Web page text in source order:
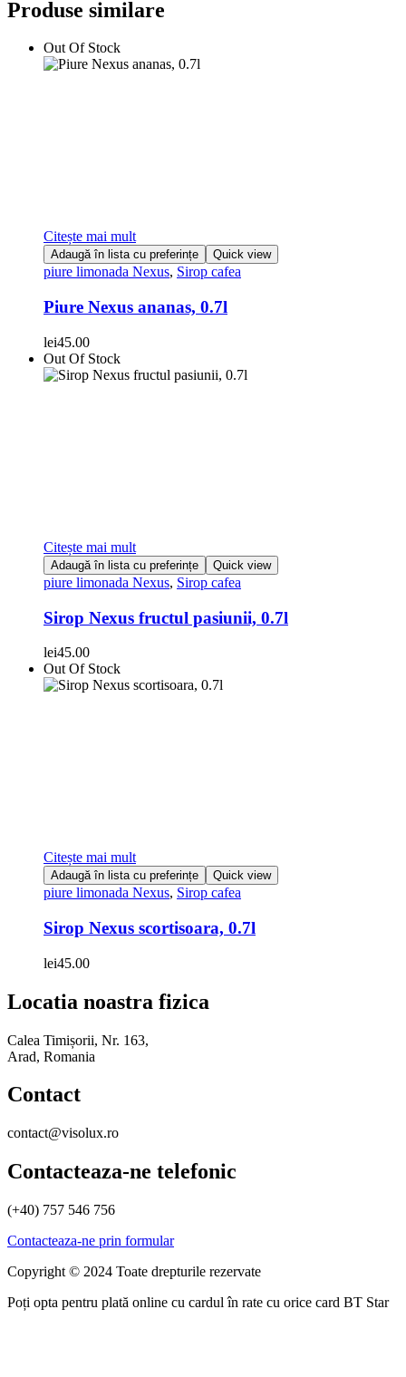
Produse similare
Out Of Stock
Citește mai mult
Adaugă în lista cu preferințe Quick view
piure limonada Nexus, Sirop cafea
Piure Nexus ananas, 0.7l
lei45.00
Out Of Stock
Citește mai mult
Adaugă în lista cu preferințe Quick view
piure limonada Nexus, Sirop cafea
Sirop Nexus fructul pasiunii, 0.7l
lei45.00
Out Of Stock
Citește mai mult
Adaugă în lista cu preferințe Quick view
piure limonada Nexus, Sirop cafea
Sirop Nexus scortisoara, 0.7l
lei45.00
Locatia noastra fizica
Calea Timișorii, Nr. 163,
Arad, Romania
Contact
contact@visolux.ro
Contacteaza-ne telefonic
(+40) 757 546 756
Contacteaza-ne prin formular
Copyright © 2024 Toate drepturile rezervate
Poți opta pentru plată online cu cardul în rate cu orice card BT Star